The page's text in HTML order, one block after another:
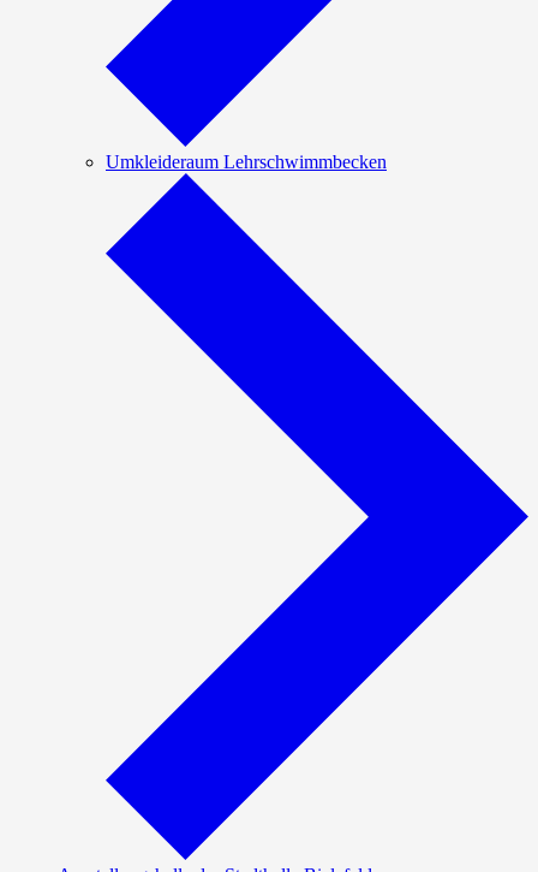
Umkleideraum Lehrschwimmbecken